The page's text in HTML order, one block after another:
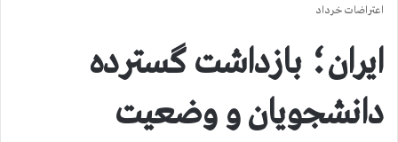
اعتراضات خرداد
ایران؛ بازداشت گسترده
دانشجویان و وضعیت